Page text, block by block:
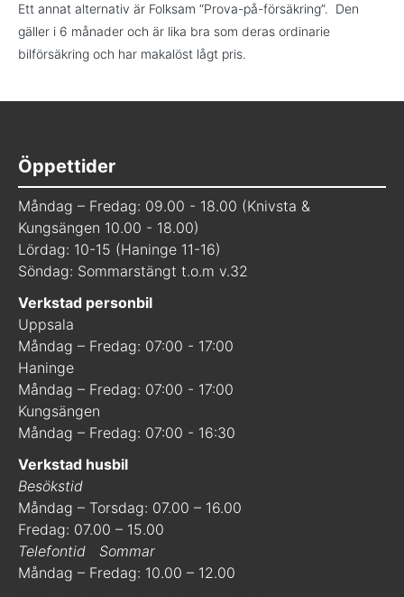
Ett annat alternativ är Folksam “Prova-på-försäkring”. Den
gäller i 6 månader och är lika bra som deras ordinarie
bilförsäkring och har makalöst lågt pris.
Öppettider
Måndag – Fredag: 09.00 - 18.00 (Knivsta &
Kungsängen 10.00 - 18.00)
Lördag: 10-15 (Haninge 11-16)
Söndag: Sommarstängt t.o.m v.32
Verkstad personbil
Uppsala
Måndag – Fredag: 07:00 - 17:00
Haninge
Måndag – Fredag: 07:00 - 17:00
Kungsängen
Måndag – Fredag: 07:00 - 16:30
Verkstad husbil
Besökstid
Måndag – Torsdag: 07.00 – 16.00
Fredag: 07.00 – 15.00
Telefontid
Sommar
Måndag – Fredag: 10.00 – 12.00